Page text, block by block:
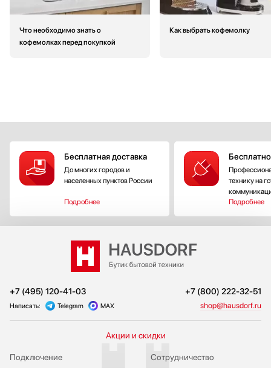
Что необходимо знать о
кофемолках перед покупкой
Как выбрать кофемолку
Бесплатная доставка
До многих городов и
населенных пунктов России
Подробнее
технику на
Подробнее
+7 (495) 120-41-03 +7 (800) 222-32-51
Написать: Telegram MAX shop@hausdorf.ru
Акции и скидки
Подключение Сотрудничество